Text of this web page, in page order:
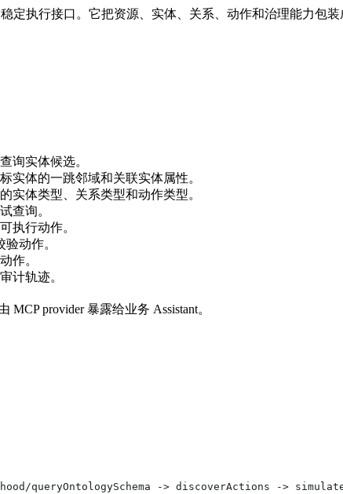
定执行接口。它把资源、实体、关系、动作和治理能力包
询实体候选。
实体的一跳邻域和关联实体属性。
实体类型、关系类型和动作类型。
查询。
执行动作。
验动作。
作。
计轨迹。
provider 暴露给业务 Assistant。
queryOntologySchema -> discoverActions ->